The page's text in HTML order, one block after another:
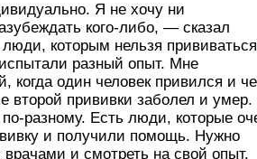
Я не хочу ни
кого-либо, — сказал
которым нельзя
разный опыт. Мне
когда один человек привился и
второй прививки заболел и умер.
разному. Есть люди, которые
и получили помощь. Нужно
врачами и смотреть на свой опыт.